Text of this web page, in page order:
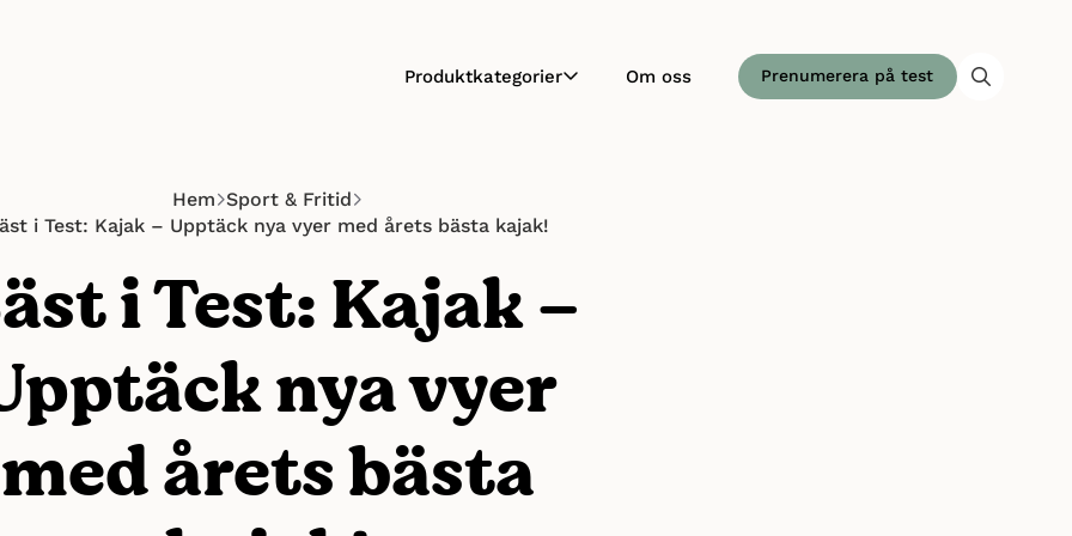
Produktkategorier Om oss Prenumerera på test
Hem Sport & Fritid
i Test: Kajak – Upptäck nya vyer med årets bästa kajak!
i Test: Kajak –
nya vyer
med årets bästa